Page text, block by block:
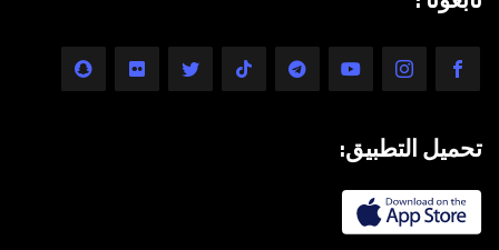
تحميل التطبيق: